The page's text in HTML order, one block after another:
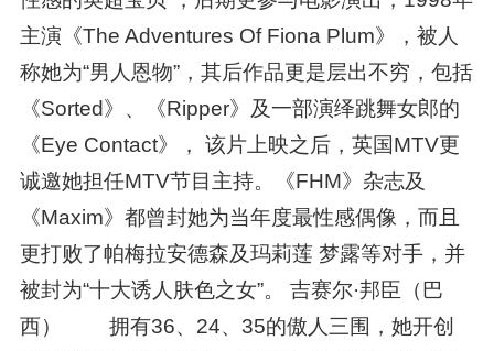
主演《The Adventures Of Fiona Plum》，被人
称她为“男人恩物”，其后作品更是层出不穷，包括
《Sorted》、《Ripper》及一部演绎跳舞女郎的
《Eye Contact》， 该片上映之后，英国MTV更
诚邀她担任MTV节目主持。《FHM》杂志及
《Maxim》都曾封她为当年度最性感偶像，而且
更打败了帕梅拉安德森及玛莉莲 梦露等对手，并
被封为“十大诱人肤色之女”。 吉赛尔·邦臣（巴
西） 拥有36、24、35的傲人三围，她开创